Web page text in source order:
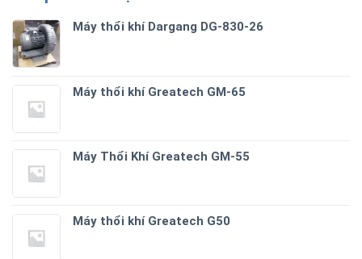
Máy thổi khí Dargang DG-830-26
Máy thổi khí Greatech GM-65
Máy Thổi Khí Greatech GM-55
Máy thổi khí Greatech G50